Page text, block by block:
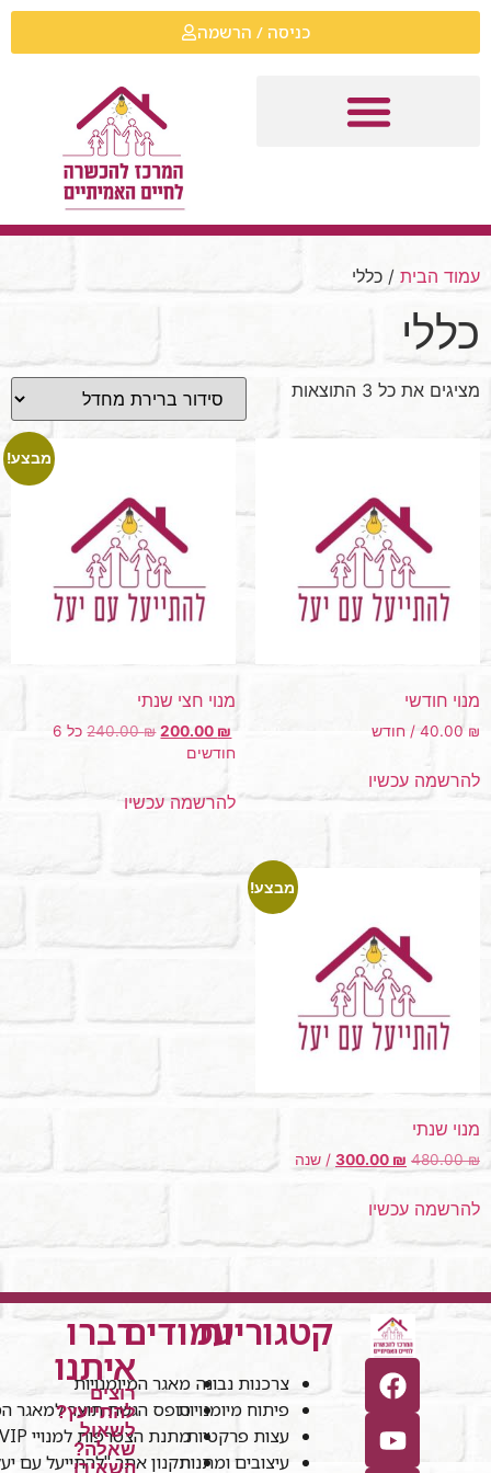
כניסה / הרשמה
עמוד הבית / כללי
כללי
מציגים את כל ⁦3⁩ התוצאות
מנוי חודשי
40.00 ₪ / חודש
להרשמה עכשיו
מבצע!
מנוי חצי שנתי
240.00₪ 200.00 ₪
⁩ כל ⁦6
חודשים⁩
להרשמה עכשיו
מבצע!
מנוי שנתי
480.00₪
300.00 ₪ / שנה
להרשמה עכשיו
קטגוריות
צרכנות נבונה
פיתוח מיומנויות
עצות פרקטיות
עיצובים ומתנות
עמודים
מאגר המיומנויות
טופס הגשת תוצר למאגר
מתנת הצטרפות למנויי VIP
תקנון אתר "להתייעל עם
דברו
איתנו
רוצים
להתייעץ?
לשאול
שאלה?
השאירו